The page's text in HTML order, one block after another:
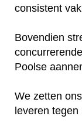
consistent
Bovendien
Poolse
We zetten
leveren tegen